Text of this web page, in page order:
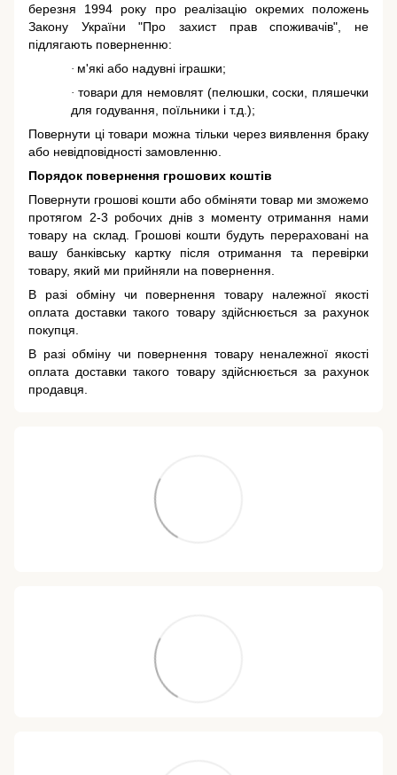
березня 1994 року про реалізацію окремих положень
Закону України "Про захист прав споживачів", не
підлягають поверненню:
· м'які або надувні іграшки;
· товари для немовлят (пелюшки, соски, пляшечки
для годування, поїльники і т.д.);
Повернути ці товари можна тільки через виявлення браку
або невідповідності замовленню.
Порядок повернення грошових коштів
Повернути грошові кошти або обміняти товар ми зможемо
протягом 2-3 робочих днів з моменту отримання нами
товару на склад. Грошові кошти будуть перераховані на
вашу банківську картку після отримання та перевірки
товару, який ми прийняли на повернення.
В разі обміну чи повернення товару належної якості
оплата доставки такого товару здійснюється за рахунок
покупця.
В разі обміну чи повернення товару неналежної якості
оплата доставки такого товару здійснюється за рахунок
продавця.